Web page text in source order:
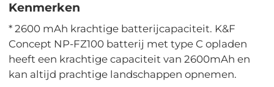
Kenmerken
* 2600 mAh krachtige batterijcapaciteit. K&F
Concept NP-FZ100 batterij met type C opladen
heeft een krachtige capaciteit van 2600mAh en
kan altijd prachtige landschappen opnemen.